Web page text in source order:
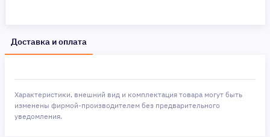
Доставка и оплата
Характеристики, внешний вид и комплектация товара могут быть
изменены фирмой-производителем без предварительного
уведомления.